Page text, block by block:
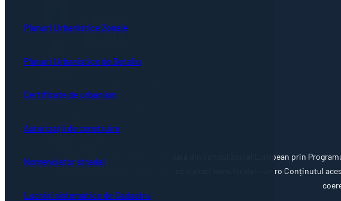
Planuri Urbanistice Zonale
Planuri Urbanistice de Detaliu
Certificate de urbanism
Autorizații de construire
Nomenclator stradal
Lucrări sistematice de Cadastru
Email
Telefon
0263-224706; 0263-223923;
Această pagină web este cofinanțată din Fondul Social European prin
Uniunea Europeană, vă invităm să vizitați www.fonduri-ue.ro Conținutul